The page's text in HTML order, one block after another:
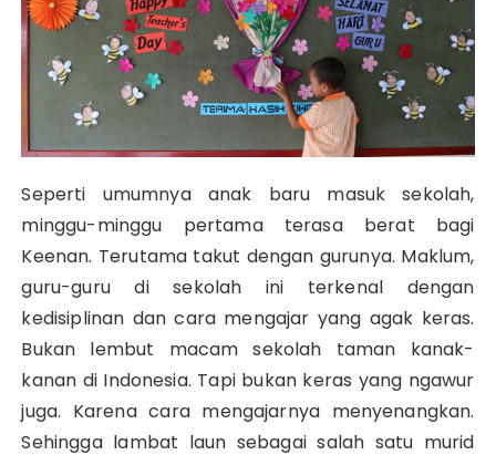
Seperti umumnya anak baru masuk sekolah,
minggu-minggu pertama terasa berat bagi
Keenan. Terutama takut dengan gurunya. Maklum,
guru-guru di sekolah ini terkenal dengan
kedisiplinan dan cara mengajar yang agak keras.
Bukan lembut macam sekolah taman kanak-
kanan di Indonesia. Tapi bukan keras yang ngawur
juga. Karena cara mengajarnya menyenangkan.
Sehingga lambat laun sebagai salah satu murid